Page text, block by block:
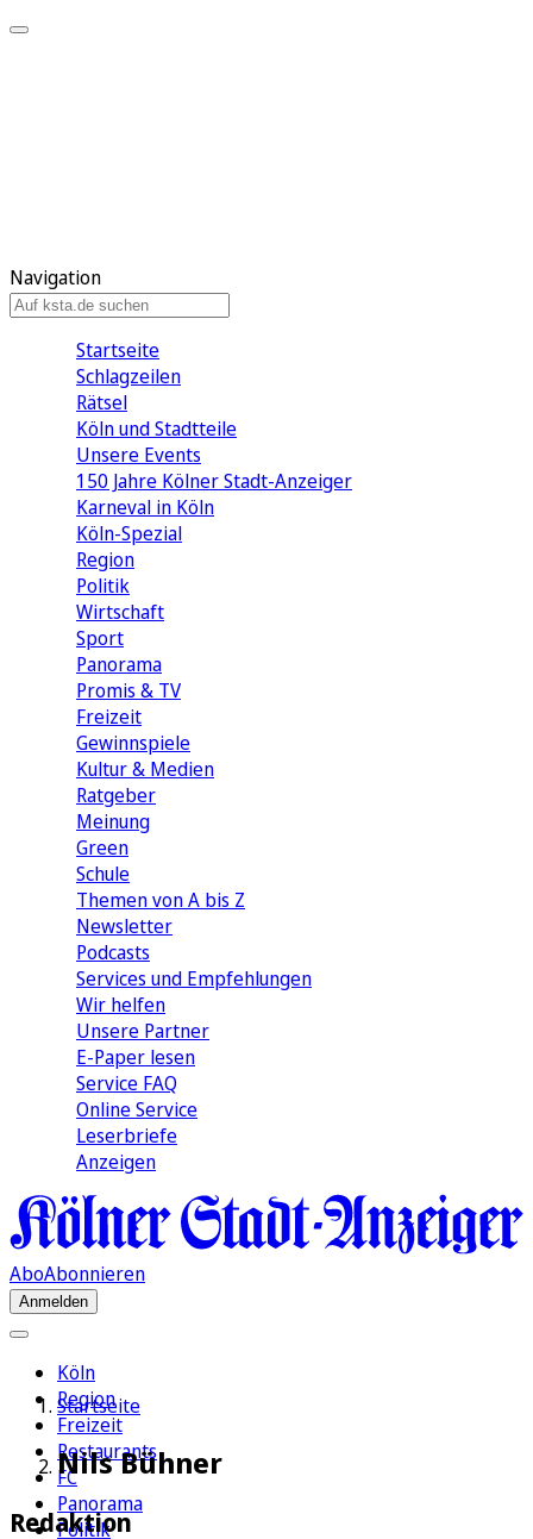
Navigation
Startseite
Schlagzeilen
Rätsel
Köln und Stadtteile
Unsere Events
150 Jahre Kölner Stadt-Anzeiger
Karneval in Köln
Köln-Spezial
Region
Politik
Wirtschaft
Sport
Panorama
Promis & TV
Freizeit
Gewinnspiele
Kultur & Medien
Ratgeber
Meinung
Green
Schule
Themen von A bis Z
Newsletter
Podcasts
Services und Empfehlungen
Wir helfen
Unsere Partner
E-Paper lesen
Service FAQ
Online Service
Leserbriefe
Anzeigen
AboAbonnieren
Anmelden
Köln
Region
Freizeit
Restaurants
FC
Panorama
Politik
Startseite
Nils Bühner
Redaktion